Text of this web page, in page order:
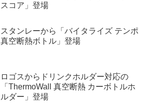
スコア」登場
スタンレーから「バイタライズ テンポ
真空断熱ボトル」登場
ロゴスからドリンクホルダー対応の
「ThermoWall 真空断熱 カーボトルホ
ルダー」登場